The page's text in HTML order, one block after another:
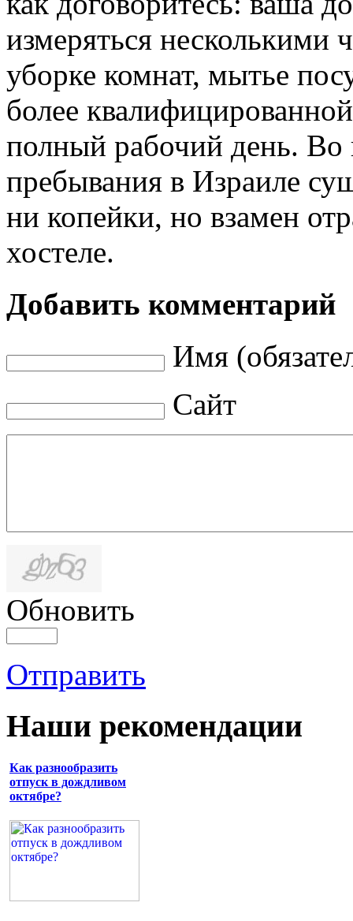
измеряться несколькими
уборке комнат, мытье
более
полный рабочий день. Во
пребывания в Израиле
ни копейки, но взамен
хостеле.
Добавить комментарий
Имя
Сайт
Обновить
Отправить
Наши рекомендации
Как разнообразить
отпуск в дождливом
октябре?